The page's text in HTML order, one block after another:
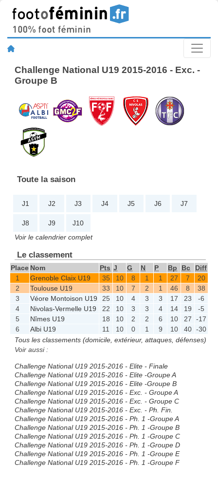
Challenge National U19 2015-2016 - Exc. -
Groupe B
Toute la saison
J1 J2 J3 J4 J5 J6 J7
J8 J9
J10
Voir le calendrier complet
Le classement
Place Nom Pts J G N P Bp Bc
Diff
1
Grenoble Claix U19 35 10 8 1 1 27 7
20
2
Toulouse U19 33 10 7 2 1 46 8
38
3
Véore Montoison U19 25 10 4 3 3 17 23
-6
4
Nivolas-Vermelle U19 22 10 3 3 4 14 19
-5
5
Nîmes U19 18 10 2 2 6 10 27
-17
6
Albi U19 11 10 0 1 9 10 40 -30
Tous les classements (domicile, extérieur, attaques, défenses)
Voir aussi :
Challenge National U19 2015-2016 - Elite - Finale
Challenge National U19 2015-2016 - Elite -Groupe A
Challenge National U19 2015-2016 - Elite -Groupe B
Challenge National U19 2015-2016 - Exc. - Groupe A
Challenge National U19 2015-2016 - Exc. - Groupe C
Challenge National U19 2015-2016 - Exc. - Ph. Fin.
Challenge National U19 2015-2016 - Ph. 1 -Groupe A
Challenge National U19 2015-2016 - Ph. 1 -Groupe B
Challenge National U19 2015-2016 - Ph. 1 -Groupe C
Challenge National U19 2015-2016 - Ph. 1 -Groupe D
Challenge National U19 2015-2016 - Ph. 1 -Groupe E
Challenge National U19 2015-2016 - Ph. 1 -Groupe F